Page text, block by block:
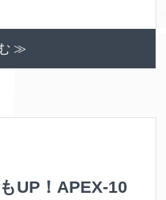
≫
UP！APEX-10